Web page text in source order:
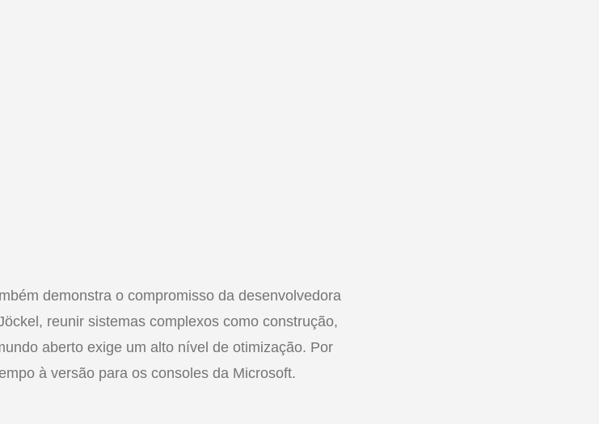
demonstra o compromisso da desenvolvedora
reunir sistemas complexos como construção,
aberto exige um alto nível de otimização. Por
à versão para os consoles da Microsoft.